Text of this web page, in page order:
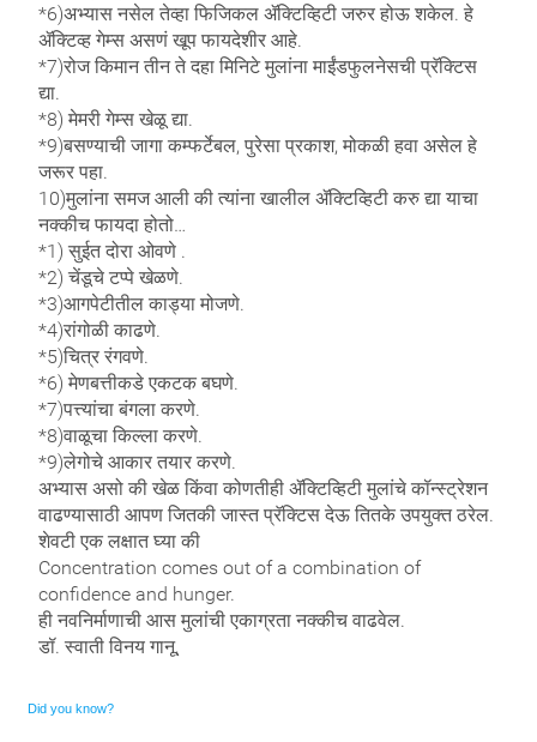
*6)अभ्यास नसेल तेव्हा फिजिकल ॲक्टिव्हिटी जरुर होऊ शकेल. हे
ॲक्टिव्ह गेम्स असणं खूप फायदेशीर आहे.
*7)रोज किमान तीन ते दहा मिनिटे मुलांना माईंडफुलनेसची प्रॅक्टिस
द्या.
*8) मेमरी गेम्स खेळू द्या.
*9)बसण्याची जागा कम्फर्टेबल, पुरेसा प्रकाश, मोकळी हवा असेल हे
जरूर पहा.
10)मुलांना समज आली की त्यांना खालील ॲक्टिव्हिटी करु द्या याचा
नक्कीच फायदा होतो…
*1) सुईत दोरा ओवणे .
*2) चेंडूचे टप्पे खेळणे.
*3)आगपेटीतील काड्या मोजणे.
*4)रांगोळी काढणे.
*5)चित्र रंगवणे.
*6) मेणबत्तीकडे एकटक बघणे.
*7)पत्त्यांचा बंगला करणे.
*8)वाळूचा किल्ला करणे.
*9)लेगोचे आकार तयार करणे.
अभ्यास असो की खेळ किंवा कोणतीही ॲक्टिव्हिटी मुलांचे कॉन्स्ट्रेशन
वाढण्यासाठी आपण जितकी जास्त प्रॅक्टिस देऊ तितके उपयुक्त ठरेल.
शेवटी एक लक्षात घ्या की
Concentration comes out of a combination of
confidence and hunger.
ही नवनिर्माणाची आस मुलांची एकाग्रता नक्कीच वाढवेल.
डॉ. स्वाती विनय गानू,
Did you know?